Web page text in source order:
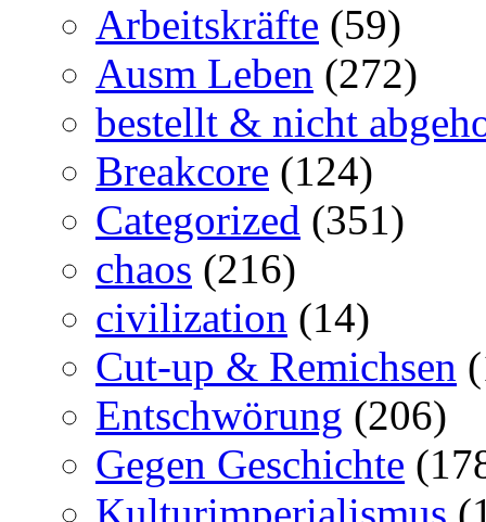
Arbeitskräfte (59)
Ausm Leben (272)
bestellt & nicht
Breakcore (124)
Categorized (351)
chaos (216)
civilization (14)
Cut-up & Remichsen
Entschwörung (206)
Gegen Geschichte